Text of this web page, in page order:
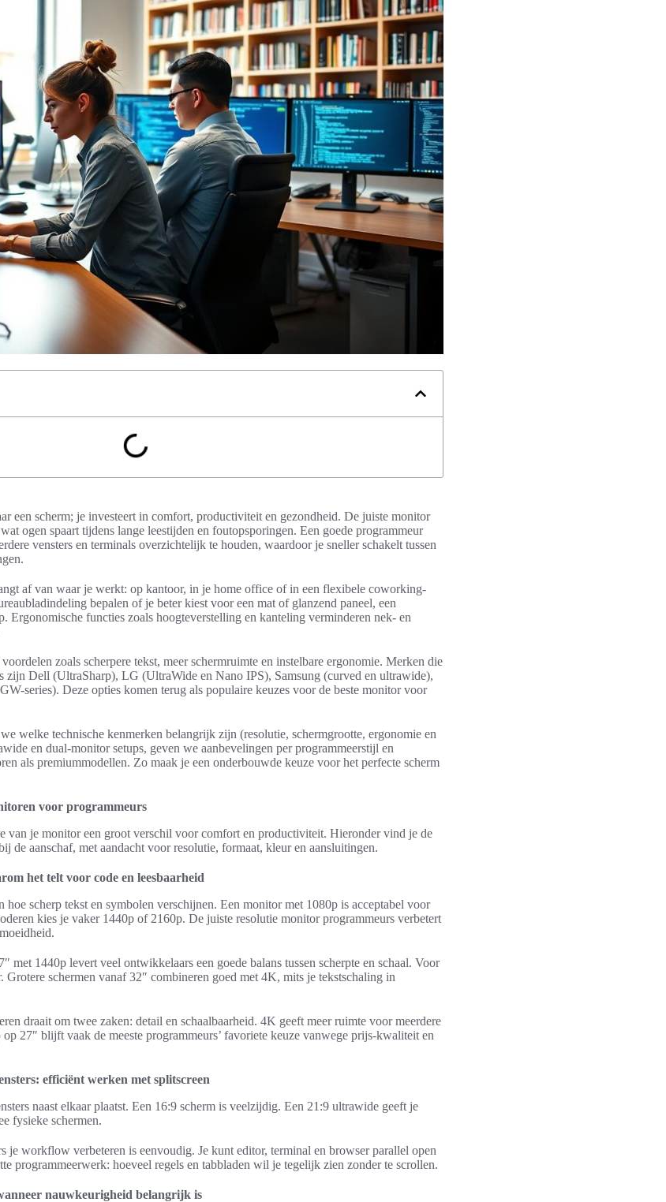
een scherm; je investeert in comfort, productiviteit en gezondheid. De juiste monitor
ogen spaart tijdens lange leestijden en foutopsporingen. Een goede programmeur
vensters en terminals overzichtelijk te houden, waardoor je sneller schakelt tussen
af van waar je werkt: op kantoor, in je home office of in een flexibele coworking-
bepalen of je beter kiest voor een mat of glanzend paneel, een
Ergonomische functies zoals hoogteverstelling en kanteling verminderen nek- en
zoals scherpere tekst, meer schermruimte en instelbare ergonomie. Merken die
zijn Dell (UltraSharp), LG (UltraWide en Nano IPS), Samsung (curved en ultrawide),
series). Deze opties komen terug als populaire keuzes voor de beste monitor voor
welke technische kenmerken belangrijk zijn (resolutie, schermgrootte, ergonomie en
en dual-monitor setups, geven we aanbevelingen per programmeerstijl en
als premiummodellen. Zo maak je een onderbouwde keuze voor het perfecte scherm
voor programmeurs
van je monitor een groot verschil voor comfort en productiviteit. Hieronder vind je de
de aanschaf, met aandacht voor resolutie, formaat, kleur en aansluitingen.
het telt voor code en leesbaarheid
hoe scherp tekst en symbolen verschijnen. Een monitor met 1080p is acceptabel voor
kies je vaker 1440p of 2160p. De juiste resolutie monitor programmeurs verbetert
met 1440p levert veel ontwikkelaars een goede balans tussen scherpte en schaal. Voor
Grotere schermen vanaf 32″ combineren goed met 4K, mits je tekstschaling in
draait om twee zaken: detail en schaalbaarheid. 4K geeft meer ruimte voor meerdere
27″ blijft vaak de meeste programmeurs’ favoriete keuze vanwege prijs-kwaliteit en
efficiënt werken met splitscreen
naast elkaar plaatst. Een 16:9 scherm is veelzijdig. Een 21:9 ultrawide geeft je
fysieke schermen.
je workflow verbeteren is eenvoudig. Je kunt editor, terminal en browser parallel open
programmeerwerk: hoeveel regels en tabbladen wil je tegelijk zien zonder te scrollen.
nauwkeurigheid belangrijk is